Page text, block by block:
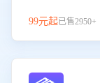
99元起已售2950+